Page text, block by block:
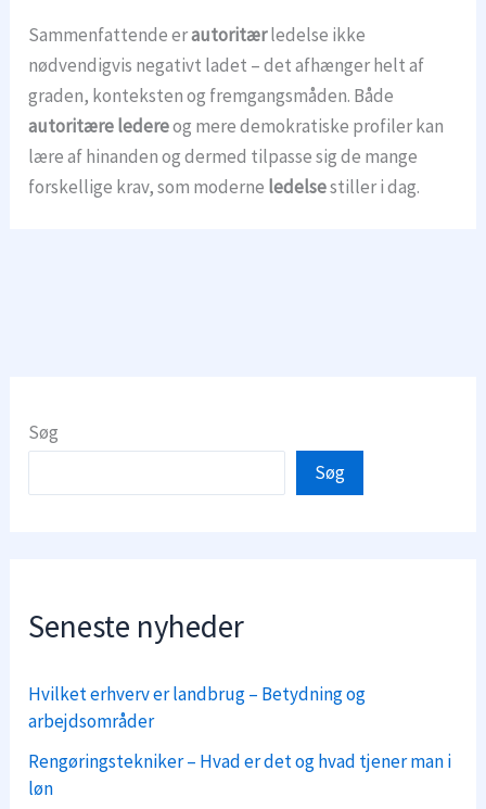
Sammenfattende erautoritærledelse ikke
nødvendigvis negativt ladet – det afhænger helt af
graden, konteksten og fremgangsmåden. Både
autoritære ledereog mere demokratiske profiler kan
lære af hinanden og dermed tilpasse sig de mange
forskellige krav, som moderne ledelsestiller i dag.
Søg
Søg
Seneste nyheder
Hvilket erhverv er landbrug – Betydning og
arbejdsområder
Rengøringstekniker – Hvad er det og hvad tjener man i
løn